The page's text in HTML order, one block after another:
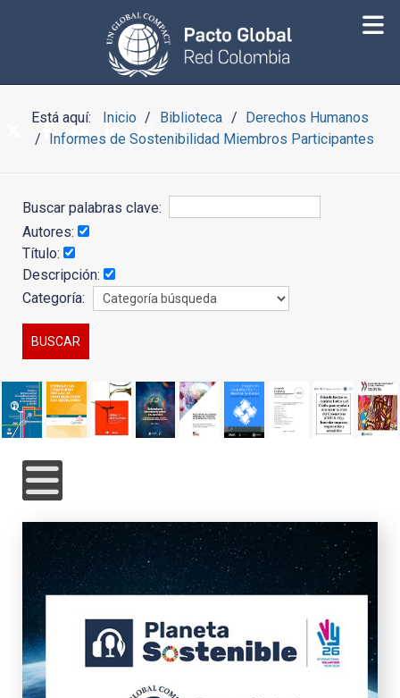
Está aquí: Inicio Biblioteca
Derechos Humanos
Informes de Sostenibilidad Miembros Participantes
Buscar palabras clave:
Autores:
Título:
Descripción:
Categoría: